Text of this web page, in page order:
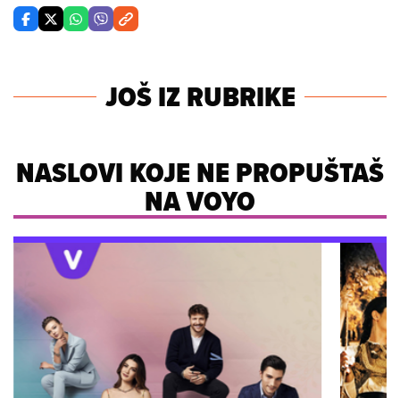
JOŠ IZ RUBRIKE
NASLOVI KOJE NE PROPUŠTAŠ
NA VOYO